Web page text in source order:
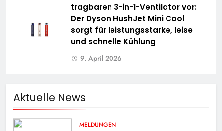
tragbaren 3-in-1-Ventilator vor:
Der Dyson HushJet Mini Cool
sorgt für leistungsstarke, leise
und schnelle Kühlung
9. April 2026
Aktuelle News
MELDUNGEN